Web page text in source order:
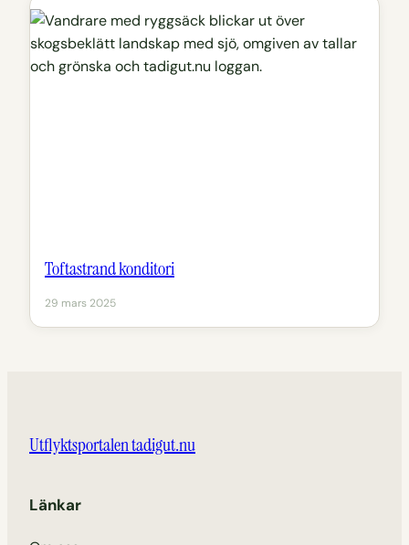
Toftastrand konditori
29 mars 2025
Utflyktsportalen tadigut.nu
Länkar